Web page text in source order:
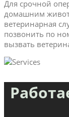
Для срочной
домашним
ветеринарная
позвонить по
вызвать